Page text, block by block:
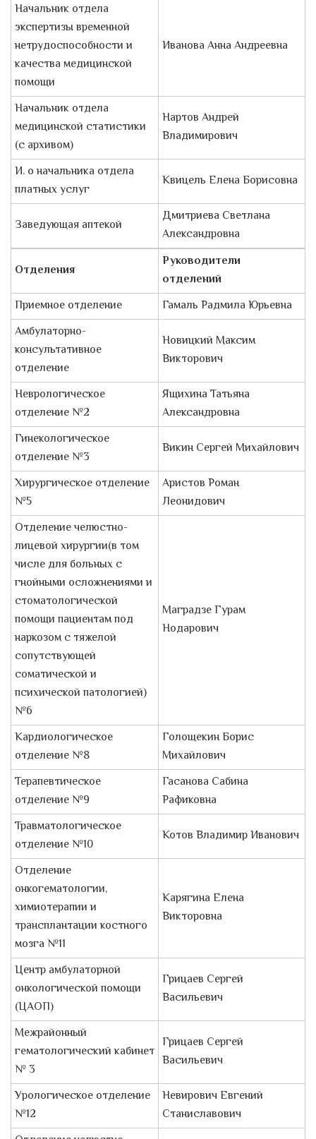
Начальник отдела
экспертизы временной
нетрудоспособности и
качества медицинской
помощи
Иванова Анна Андреевна
Начальник отдела
медицинской статистики
(с архивом)
Нартов Андрей
Владимирович
И. о начальника отдела
платных услуг
Квицель Елена Борисовна
Заведующая аптекой
Дмитриева Светлана
Александровна
Отделения
Руководители
отделений
Приемное отделение
Гамаль Радмила Юрьевна
Амбулаторно-
консультативное
отделение
Новицкий Максим
Викторович
Неврологическое
отделение №2
Ящихина Татьяна
Александровна
Гинекологическое
отделение №3
Викин Сергей Михайлович
Хирургическое отделение
№5
Аристов Роман
Леонидович
Отделение челюстно-
лицевой хирургии(в том
числе для больных с
гнойными осложнениями и
стоматологической
помощи пациентам под
наркозом с тяжелой
сопутствующей
соматической и
психической патологией)
№6
Маградзе Гурам
Нодарович
Кардиологическое
отделение №8
Голощекин Борис
Михайлович
Терапевтическое
отделение №9
Гасанова Сабина
Рафиковна
Травматологическое
отделение №10
Котов Владимир Иванович
Отделение
онкогематологии,
химиотерапии и
трансплантации костного
мозга №11
Карягина Елена
Викторовна
Центр амбулаторной
онкологической помощи
(ЦАОП)
Грицаев Сергей
Васильевич
Межрайонный
гематологический кабинет
№ 3
Грицаев Сергей
Васильевич
Урологическое отделение
№12
Невирович Евгений
Станиславович